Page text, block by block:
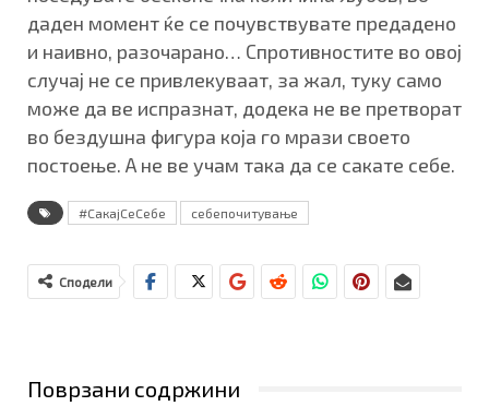
даден момент ќе се почувствувате предадено
и наивно, разочарано… Спротивностите во овој
случај не се привлекуваат, за жал, туку само
може да ве испразнат, додека не ве претворат
во бездушна фигура која го мрази своето
постоење. А не ве учам така да се сакате себе.
#СакајСеСебе себепочитување
Сподели
Поврзани содржини